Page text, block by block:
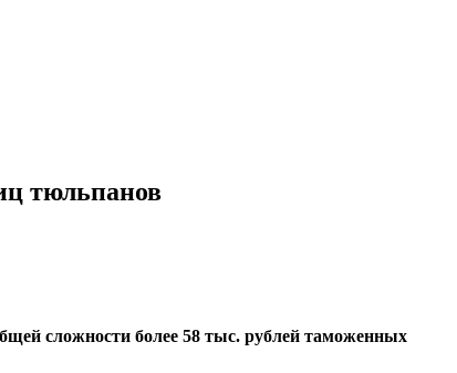
тюльпанов
сложности более 58 тыс. рублей таможенных